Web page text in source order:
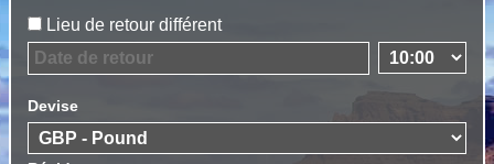
Lieu de retour différent
Devise